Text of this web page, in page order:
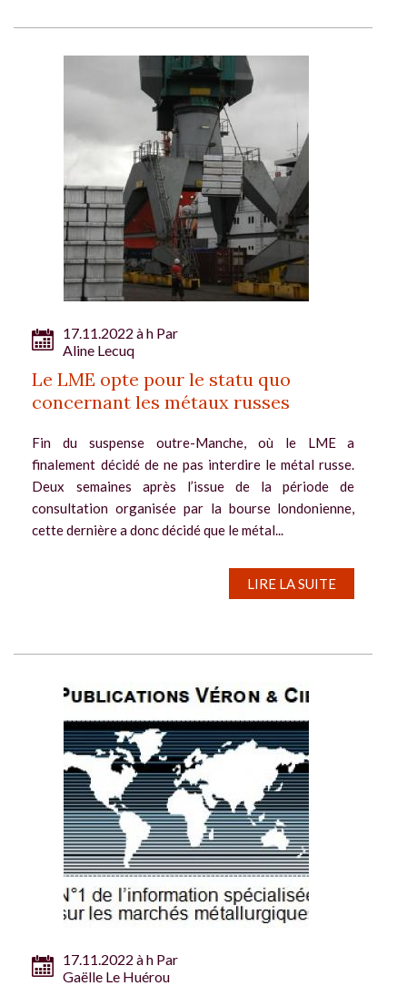
17.11.2022 à h Par
Aline Lecuq
Le LME opte pour le statu quo
concernant les métaux russes
Fin du suspense outre-Manche, où le LME a
finalement décidé de ne pas interdire le métal russe.
Deux semaines après l’issue de la période de
consultation organisée par la bourse londonienne,
cette dernière a donc décidé que le métal...
17.11.2022 à h Par
Gaëlle Le Huérou